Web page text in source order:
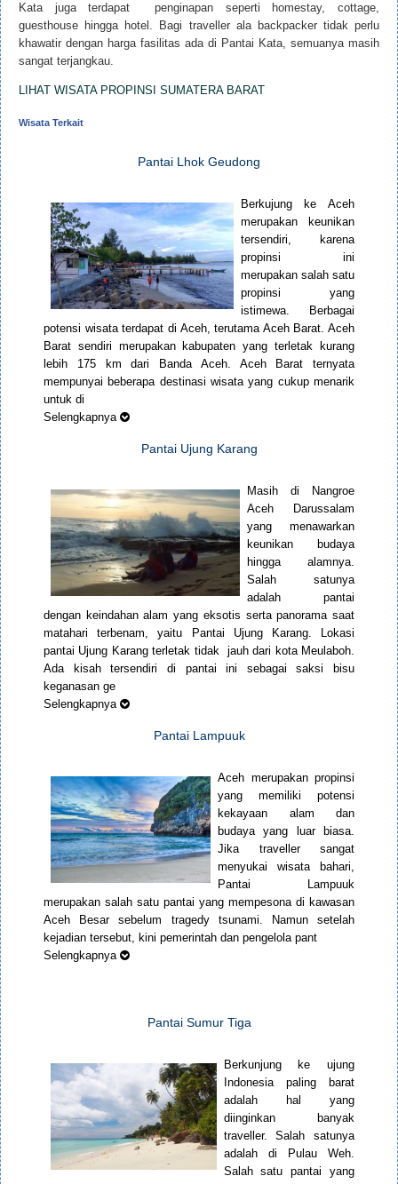
Kata juga terdapat penginapan seperti homestay, cottage,
guesthouse hingga hotel. Bagi traveller ala backpacker tidak perlu
khawatir dengan harga fasilitas ada di Pantai Kata, semuanya masih
sangat terjangkau.
LIHAT WISATA PROPINSI SUMATERA BARAT
Wisata Terkait
Pantai Lhok Geudong
Berkujung ke Aceh
merupakan keunikan
tersendiri, karena
propinsi ini
merupakan salah satu
propinsi yang
istimewa. Berbagai
potensi wisata terdapat di Aceh, terutama Aceh Barat. Aceh
Barat sendiri merupakan kabupaten yang terletak kurang
lebih 175 km dari Banda Aceh. Aceh Barat ternyata
mempunyai beberapa destinasi wisata yang cukup menarik
untuk di
Selengkapnya
Pantai Ujung Karang
Masih di Nangroe
Aceh Darussalam
yang menawarkan
keunikan budaya
hingga alamnya.
Salah satunya
adalah pantai
dengan keindahan alam yang eksotis serta panorama saat
matahari terbenam, yaitu Pantai Ujung Karang. Lokasi
pantai Ujung Karang terletak tidak jauh dari kota Meulaboh.
Ada kisah tersendiri di pantai ini sebagai saksi bisu
keganasan ge
Selengkapnya
Pantai Lampuuk
Aceh merupakan propinsi
yang memiliki potensi
kekayaan alam dan
budaya yang luar biasa.
Jika traveller sangat
menyukai wisata bahari,
Pantai Lampuuk
merupakan salah satu pantai yang mempesona di kawasan
Aceh Besar sebelum tragedy tsunami. Namun setelah
kejadian tersebut, kini pemerintah dan pengelola pant
Selengkapnya
Pantai Sumur Tiga
Berkunjung ke ujung
Indonesia paling barat
adalah hal yang
diinginkan banyak
traveller. Salah satunya
adalah di Pulau Weh.
Salah satu pantai yang